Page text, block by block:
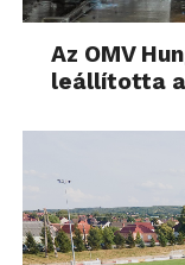
Az OMV
leállította